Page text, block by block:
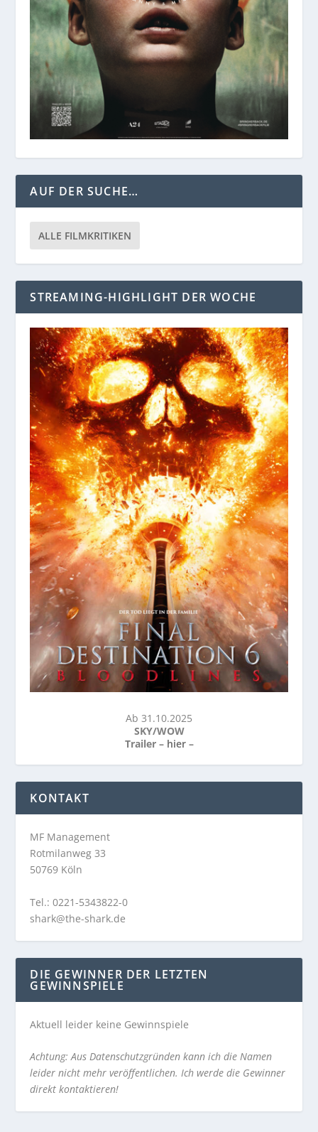
AUF DER SUCHE…
ALLE FILMKRITIKEN
STREAMING-HIGHLIGHT DER WOCHE
Ab 31.10.2025
SKY/WOW
Trailer – hier –
KONTAKT
MF Management
Rotmilanweg 33
50769 Köln
Tel.: 0221-5343822-0
shark@the-shark.de
DIE GEWINNER DER LETZTEN
GEWINNSPIELE
Aktuell leider keine Gewinnspiele
Achtung: Aus Datenschutzgründen kann ich die Namen
leider nicht mehr veröffentlichen. Ich werde die Gewinner
direkt kontaktieren!